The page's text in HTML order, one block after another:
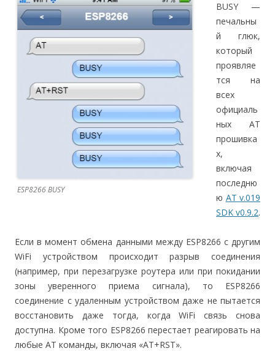
ESP8266 BUSY
BUSY —
печальны
й глюк,
который
проявляе
тся на
всех
официаль
ных AT
прошивка
х,
включая
последню
ю AT v.019
SDK v0.9.2.
Если в момент обмена данными между ESP8266 с другим
WiFi устройством происходит разрыв соединения
(например, при перезагрузке роутера или при покидании
зоны уверенного приема сигнала), то ESP8266
соединение с удаленным устройством даже не пытается
восстановить даже тогда, когда WiFi связь снова
доступна. Кроме того ESP8266 перестает реагировать на
любые AT команды, включая «AT+RST».